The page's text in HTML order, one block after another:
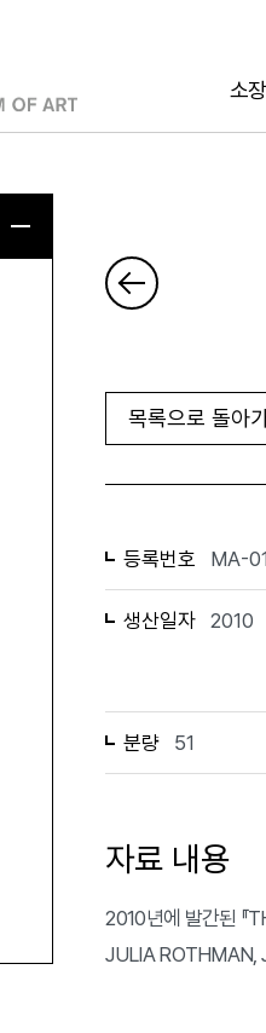
소
목록으로 돌아
등록번호 MA-
생산일자 2010
분량 51
자료 내용
2010년에 발간된 『
JULIA ROTHMAN,